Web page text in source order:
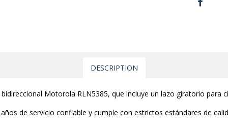
DESCRIPTION
Motorola RLN5385, que incluye un lazo giratorio para
de servicio confiable y cumple con estrictos estándares de